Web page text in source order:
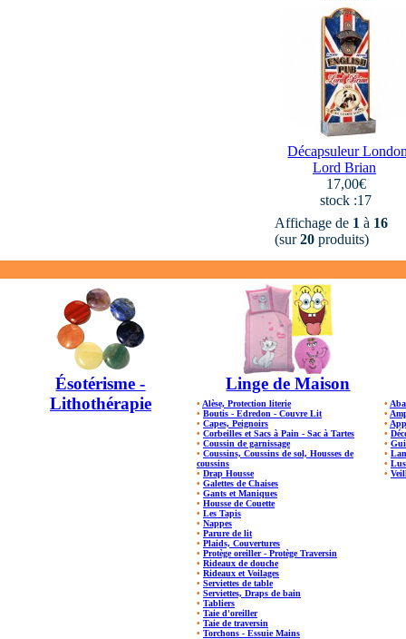
Décapsuleur
Lord Brian
17,00€
stock :17
Affichage de 1 à 16
(sur20 produits)
Ésotérisme -
Lithothérapie
Linge de Maison
• Alèse, Protection literie
• Boutis - Edredon - Couvre Lit
• Capes, Peignoirs
• Corbeilles et Sacs à Pain - Sac à Tartes
• Coussin de garnissage
• Coussins, Coussins de sol, Housses de
coussins
• Drap Housse
• Galettes de Chaises
• Gants et Maniques
• Housse de Couette
• Les Tapis
• Nappes
• Parure de lit
• Plaids, Couvertures
• Protège oreiller - Protège Traversin
• Rideaux de douche
• Rideaux et Voilages
• Serviettes de table
• Serviettes, Draps de bain
• Tabliers
• Taie d'oreiller
• Taie de traversin
• Torchons - Essuie Mains
•
•
•
•
•
•
•
•